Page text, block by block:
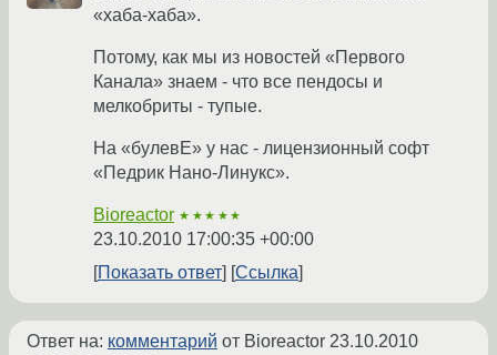
«хаба-хаба».
Потому, как мы из новостей «Первого
Канала» знаем - что все пендосы и
мелкобриты - тупые.
На «булевЕ» у нас - лицензионный софт
«Педрик Нано-Линукс».
Bioreactor ★★★★★
23.10.2010 17:00:35 +00:00
Показать ответ
Ссылка
Ответ на: комментарий от Bioreactor 23.10.2010